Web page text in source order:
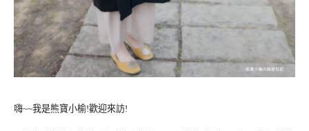
嗨~~我是熊寶小榆!歡迎來訪!